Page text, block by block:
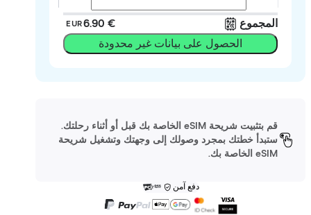
المجموع EUR
الحصول على بيانات غير محدودة
قم بتثبيت شريحة eSIM الخاصة بك قبل أو أثناء رحلتك.
ستبدأ خطتك بمجرد وصولك إلى وجهتك وتشغيل شريحة